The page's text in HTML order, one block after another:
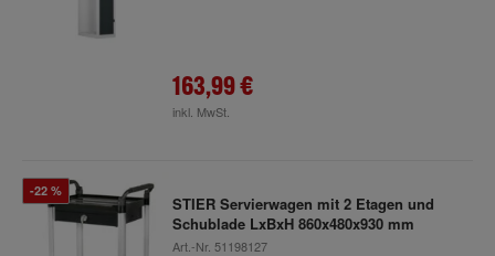
163,99 €
inkl. MwSt.
-22 %
STIER Servierwagen mit 2 Etagen und
Schublade LxBxH 860x480x930 mm
Art.-Nr. 51198127